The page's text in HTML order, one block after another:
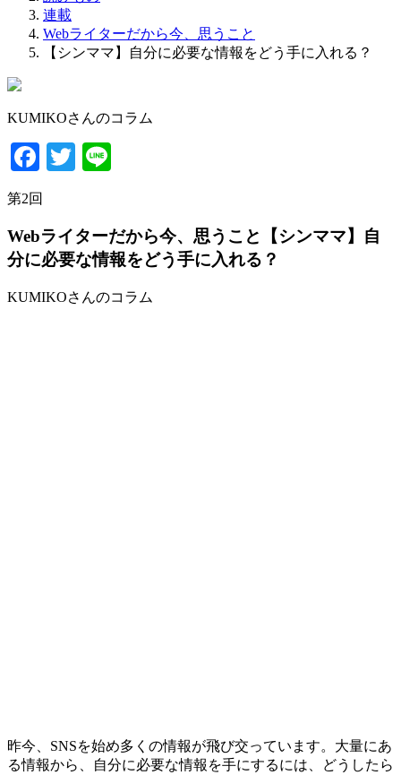
連載
Webライターだから今、思うこと
【シンママ】自分に必要な情報をどう手に入れる？
KUMIKOさんのコラム
Facebook
Twitter
第2回
Webライターだから今、思うこと
【シンママ】自
分に必要な情報をどう手に入れる？
KUMIKOさんのコラム
昨今、SNSを始め多くの情報が飛び交っています。大量にあ
る情報から、自分に必要な情報を手にするには、どうしたら